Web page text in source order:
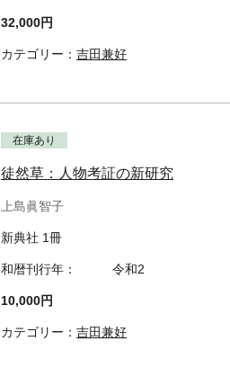
32,000円
カテゴリー： 吉田兼好
在庫あり
徒然草：人物考証の新研究
上島眞智子
新典社 1冊
和暦刊行年： 令和2
10,000円
カテゴリー： 吉田兼好